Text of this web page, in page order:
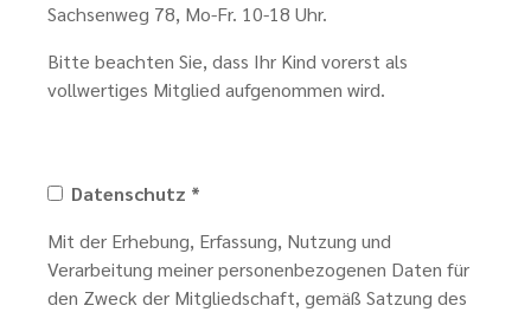
Sachsenweg 78, Mo-Fr. 10-18 Uhr.
Bitte beachten Sie, dass Ihr Kind vorerst als
vollwertiges Mitglied aufgenommen wird.
Datenschutz *
Mit der Erhebung, Erfassung, Nutzung und
Verarbeitung meiner personenbezogenen Daten für
den Zweck der Mitgliedschaft, gemäß Satzung des